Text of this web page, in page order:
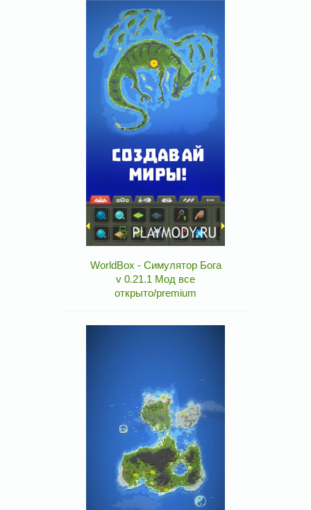
WorldBox - Симулятор Бога
v 0.21.1 Мод все
открыто/premium